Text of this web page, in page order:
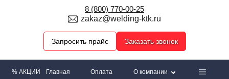
8 (800) 770-00-25
zakaz@welding-ktk.ru
Запросить прайс Заказать звонок
% АКЦИИ Главная Оплата О компании